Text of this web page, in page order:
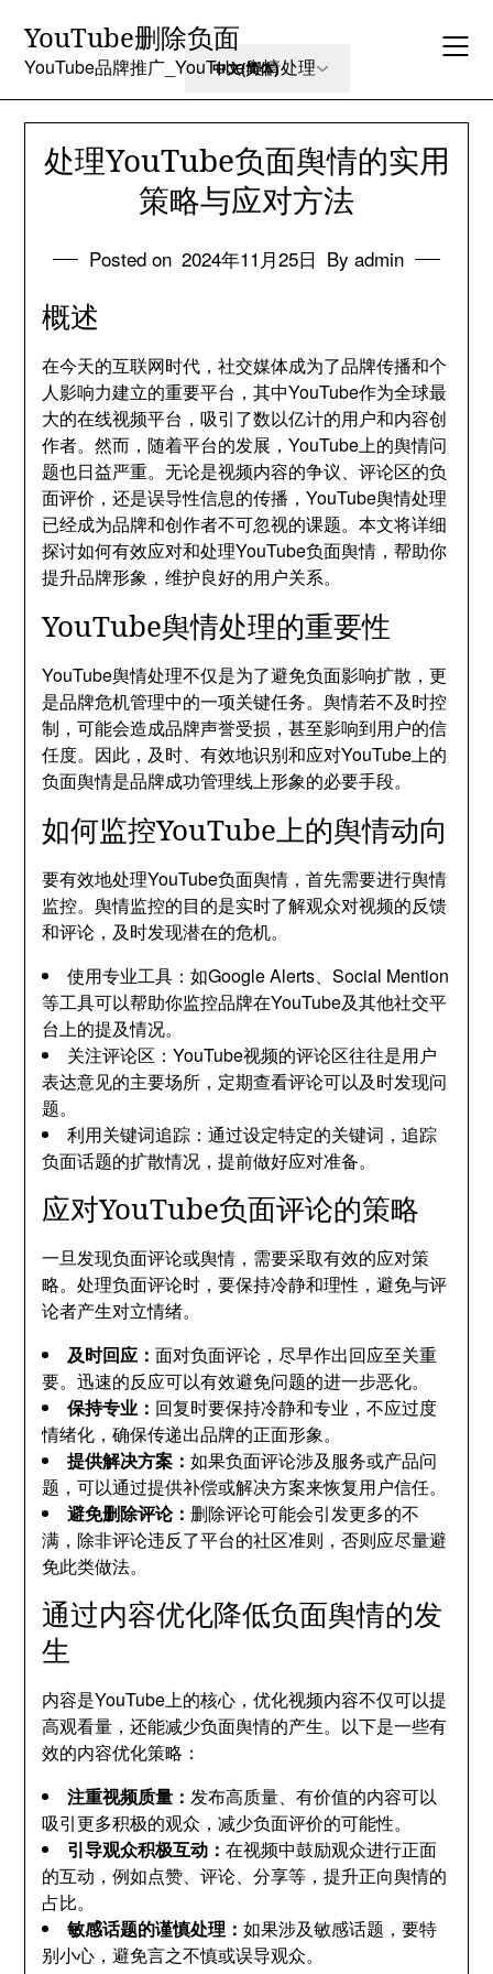
content
YouTube删除负面
YouTube品牌推广_YouTube舆情处理
处理YouTube负面舆情的实用
策略与应对方法
Posted on 2024年11月25日 By admin
概述
在今天的互联网时代，社交媒体成为了品牌传播和个
人影响力建立的重要平台，其中YouTube作为全球最
大的在线视频平台，吸引了数以亿计的用户和内容创
作者。然而，随着平台的发展，YouTube上的舆情问
题也日益严重。无论是视频内容的争议、评论区的负
面评价，还是误导性信息的传播，YouTube舆情处理
已经成为品牌和创作者不可忽视的课题。本文将详细
探讨如何有效应对和处理YouTube负面舆情，帮助你
提升品牌形象，维护良好的用户关系。
YouTube舆情处理的重要性
YouTube舆情处理不仅是为了避免负面影响扩散，更
是品牌危机管理中的一项关键任务。舆情若不及时控
制，可能会造成品牌声誉受损，甚至影响到用户的信
任度。因此，及时、有效地识别和应对YouTube上的
负面舆情是品牌成功管理线上形象的必要手段。
如何监控YouTube上的舆情动向
要有效地处理YouTube负面舆情，首先需要进行舆情
监控。舆情监控的目的是实时了解观众对视频的反馈
和评论，及时发现潜在的危机。
使用专业工具：如Google Alerts、Social Mention
等工具可以帮助你监控品牌在YouTube及其他社交平
台上的提及情况。
关注评论区：YouTube视频的评论区往往是用户
表达意见的主要场所，定期查看评论可以及时发现问
题。
利用关键词追踪：通过设定特定的关键词，追踪
负面话题的扩散情况，提前做好应对准备。
应对YouTube负面评论的策略
一旦发现负面评论或舆情，需要采取有效的应对策
略。处理负面评论时，要保持冷静和理性，避免与评
论者产生对立情绪。
及时回应：面对负面评论，尽早作出回应至关重
要。迅速的反应可以有效避免问题的进一步恶化。
保持专业： 回复时要保持冷静和专业，不应过度
情绪化，确保传递出品牌的正面形象。
提供解决方案：如果负面评论涉及服务或产品问
题，可以通过提供补偿或解决方案来恢复用户信任。
避免删除评论：删除评论可能会引发更多的不
满，除非评论违反了平台的社区准则，否则应尽量避
免此类做法。
通过内容优化降低负面舆情的发
生
内容是YouTube上的核心，优化视频内容不仅可以提
高观看量，还能减少负面舆情的产生。以下是一些有
效的内容优化策略：
注重视频质量：发布高质量、有价值的内容可以
吸引更多积极的观众，减少负面评价的可能性。
引导观众积极互动：在视频中鼓励观众进行正面
的互动，例如点赞、评论、分享等，提升正向舆情的
占比。
敏感话题的谨慎处理：如果涉及敏感话题，要特
别小心，避免言之不慎或误导观众。